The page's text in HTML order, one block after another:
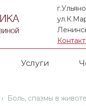
Услуги
Боль, спазмы в